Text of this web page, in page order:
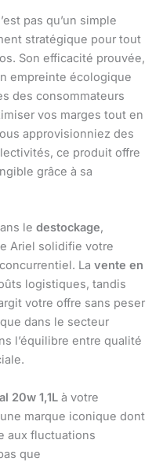
pas qu’un simple
stratégique pour tout
Son efficacité prouvée,
empreinte écologique
des consommateurs
vos marges tout en
approvisionniez des
ce produit offre
grâce à sa
le destockage,
Ariel solidifie votre
La vente en
logistiques, tandis
votre offre sans peser
dans le secteur
l’équilibre entre qualité
20w 1,1L à votre
marque iconique dont
aux fluctuations
que